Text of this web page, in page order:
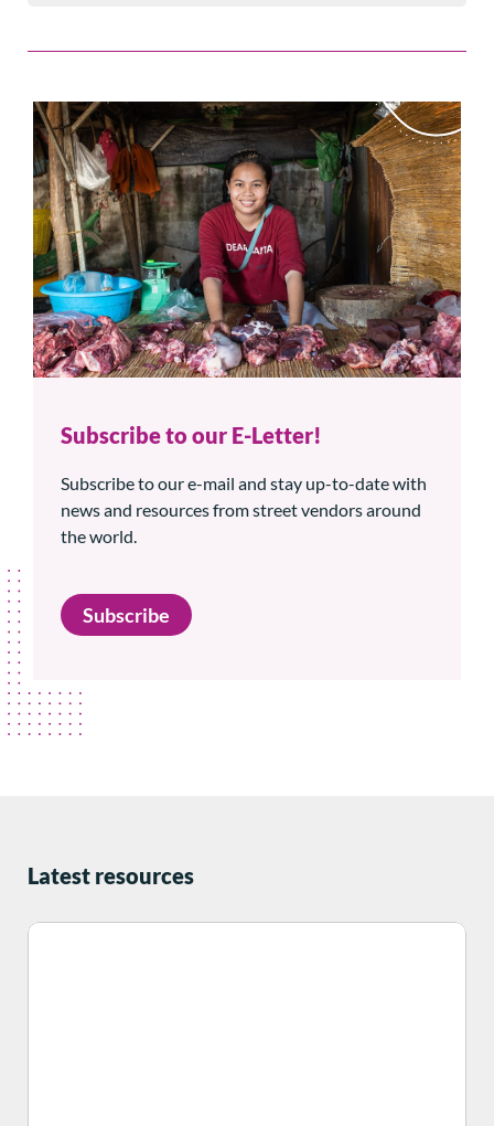
Subscribe to our E-Letter!
Subscribe to our e-mail and stay up-to-date with
news and resources from street vendors around
the world.
Subscribe
Latest resources